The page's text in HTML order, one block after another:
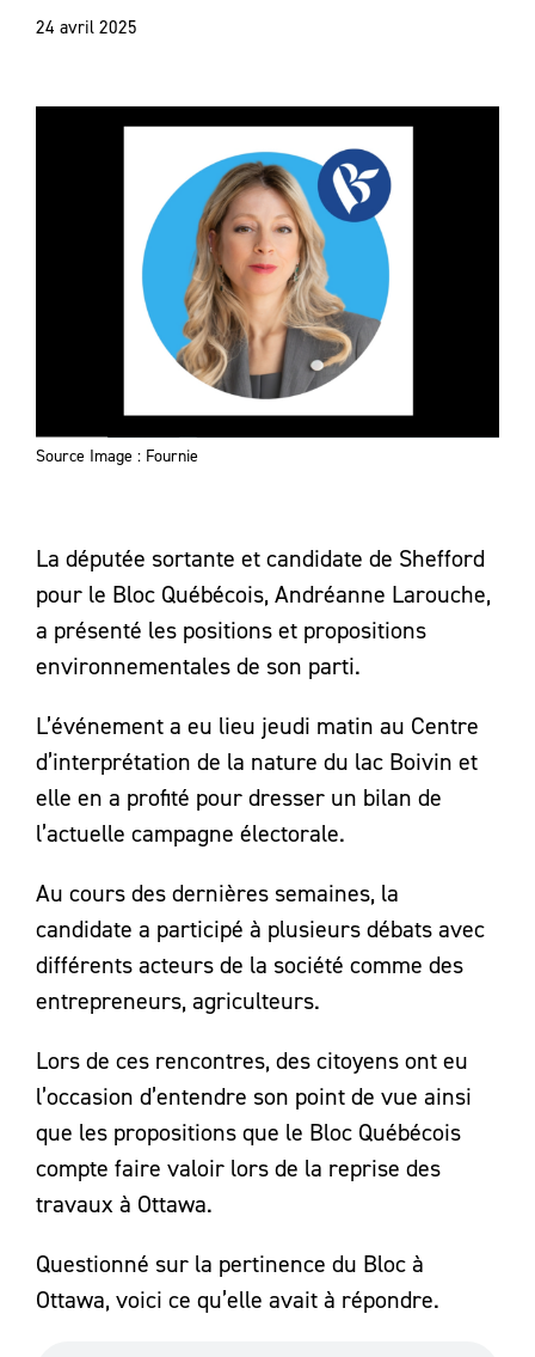
24 avril 2025
Source Image : Fournie
La députée sortante et candidate de Shefford
pour le Bloc Québécois, Andréanne Larouche,
a présenté les positions et propositions
environnementales de son parti.
L’événement a eu lieu jeudi matin au Centre
d’interprétation de la nature du lac Boivin et
elle en a profité pour dresser un bilan de
l’actuelle campagne électorale.
Au cours des dernières semaines, la
candidate a participé à plusieurs débats avec
différents acteurs de la société comme des
entrepreneurs, agriculteurs.
Lors de ces rencontres, des citoyens ont eu
l’occasion d’entendre son point de vue ainsi
que les propositions que le Bloc Québécois
compte faire valoir lors de la reprise des
travaux à Ottawa.
Questionné sur la pertinence du Bloc à
Ottawa, voici ce qu’elle avait à répondre.